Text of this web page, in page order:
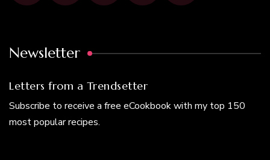
Newsletter
Letters from a Trendsetter
Subscribe to receive a free eCookbook with my top 150
most popular recipes.